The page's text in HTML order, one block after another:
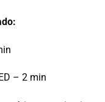
– 2 min